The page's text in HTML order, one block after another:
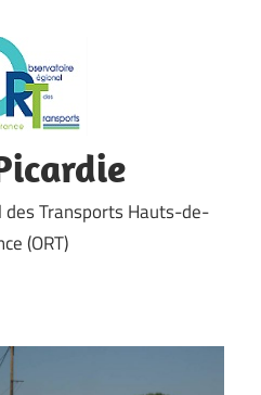
des Transports Hauts-de-
(ORT)